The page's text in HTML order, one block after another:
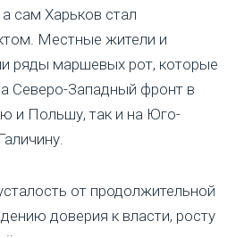
сам Харьков стал
Местные жители и
ряды маршевых рот, которые
Северо-Западный фронт в
и Польшу, так и на Юго-
от продолжительной
доверия к власти, росту